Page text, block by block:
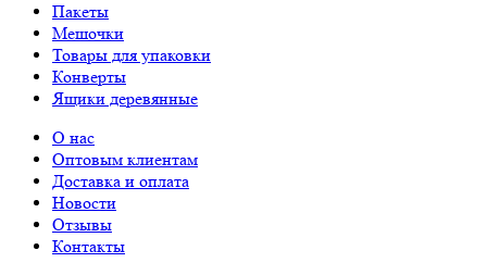
Пакеты
Мешочки
Товары для упаковки
Конверты
Ящики деревянные
О нас
Оптовым клиентам
Доставка и оплата
Новости
Отзывы
Контакты